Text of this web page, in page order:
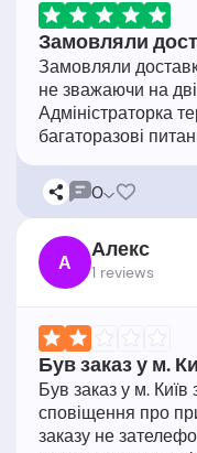
Замовляли
Замовляли
не зважаючи на
Адміністраторка
0
А Алекс
1 reviews
Був заказ у м.
Був заказ у м.
сповіщення про
заказу не